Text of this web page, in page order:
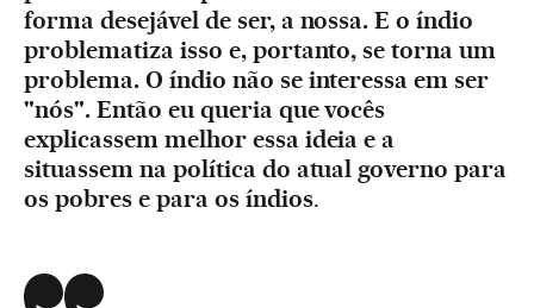
forma desejável de ser, a nossa. E o índio
problematiza isso e, portanto, se torna um
problema. O índio não se interessa em ser
"nós". Então eu queria que vocês
explicassem melhor essa ideia e a
situassem na política do atual governo para
os pobres e para os índios.